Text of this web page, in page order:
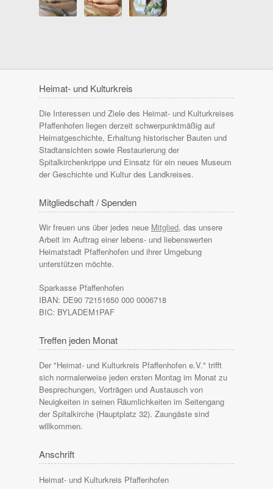
Heimat- und Kulturkreis
Die Interessen und Ziele des Heimat- und Kulturkreises
Pfaffenhofen liegen derzeit schwerpunktmäßig auf
Heimatgeschichte, Erhaltung historischer Bauten und
Stadtansichten sowie Restaurierung der
Spitalkirchenkrippe und Einsatz für ein neues Museum
der Geschichte und Kultur des Landkreises.
Mitgliedschaft / Spenden
Wir freuen uns über jedes neue Mitglied, das unsere
Arbeit im Auftrag einer lebens- und liebenswerten
Heimatstadt Pfaffenhofen und ihrer Umgebung
unterstützen möchte.
Sparkasse Pfaffenhofen
IBAN: DE90 72151650 000 0006718
BIC: BYLADEM1PAF
Treffen jeden Monat
Der "Heimat- und Kulturkreis Pfaffenhofen e.V." trifft
sich normalerweise jeden ersten Montag im Monat zu
Besprechungen, Vorträgen und Austausch von
Neuigkeiten in seinen Räumlichkeiten im Seitengang
der Spitalkirche (Hauptplatz 32). Zaungäste sind
willkommen.
Anschrift
Heimat- und Kulturkreis Pfaffenhofen